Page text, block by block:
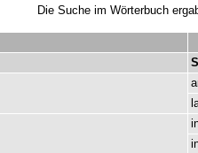
Die Suche im Wörterbuch